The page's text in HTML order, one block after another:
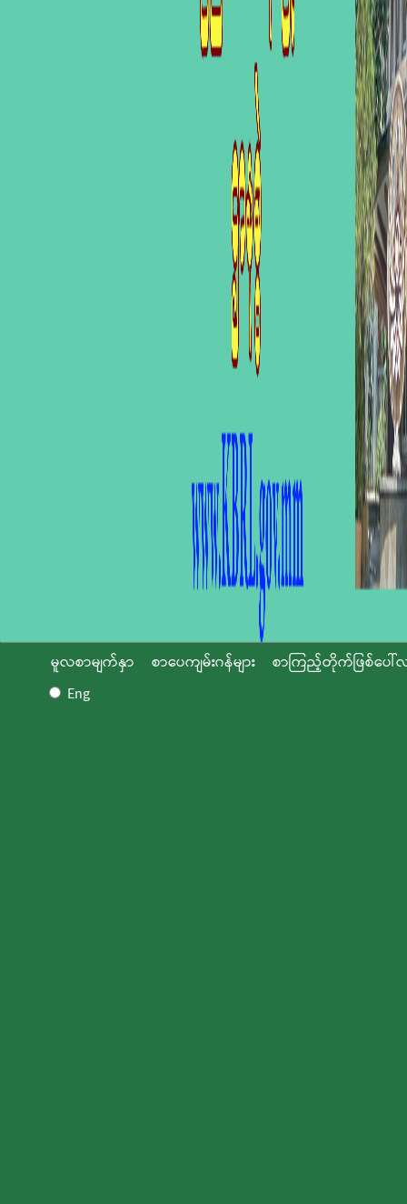
မူလစာမျက်နှာ စာပေကျမ်းဂန်များ
စာကြည့်တိုက်ဖြစ်ပေါ်
Eng